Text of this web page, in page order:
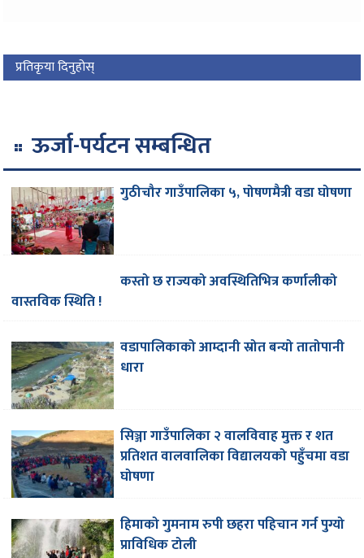
प्रतिकृया दिनुहोस्
ऊर्जा-पर्यटन सम्बन्धित
गुठीचौर गाउँपालिका ५, पोषणमैत्री वडा घोषणा
कस्तो छ राज्यको अवस्थितिभित्र कर्णालीको
वास्तविक स्थिति !
वडापालिकाको आम्दानी स्रोत बन्यो तातोपानी
धारा
सिञ्जा गाउँपालिका २ वालविवाह मुक्त र शत
प्रतिशत वालवालिका विद्यालयको पहुँचमा वडा
घोषणा
हिमाको गुमनाम रुपी छहरा पहिचान गर्न पुग्यो
प्राविधिक टोली